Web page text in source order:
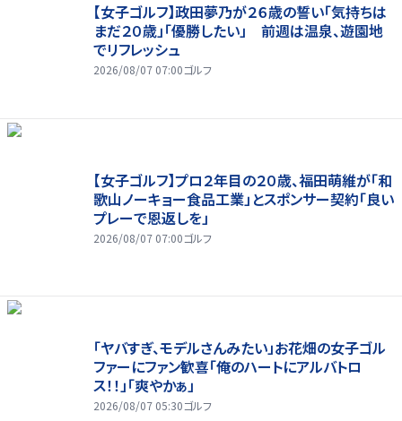
【女子ゴルフ】政田夢乃が２６歳の誓い「気持ちは
まだ２０歳」「優勝したい」 前週は温泉、遊園地
でリフレッシュ
2026/08/07 07:00ゴルフ
【女子ゴルフ】プロ２年目の２０歳、福田萌維が「和
歌山ノーキョー食品工業」とスポンサー契約「良い
プレーで恩返しを」
2026/08/07 07:00ゴルフ
「ヤバすぎ、モデルさんみたい」お花畑の女子ゴル
ファーにファン歓喜「俺のハートにアルバトロ
ス！！」「爽やかぁ」
2026/08/07 05:30ゴルフ